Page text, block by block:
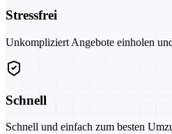
Stressfrei
Unkompliziert Angebote einholen
Schnell
Schnell und einfach zum besten